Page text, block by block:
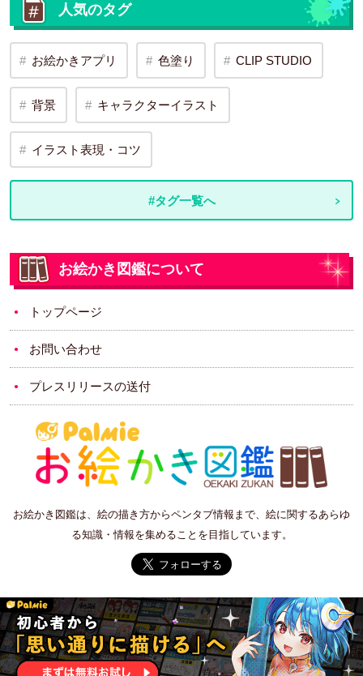
人気のタグ
お絵かきアプリ 色塗り CLIP STUDIO
背景 キャラクターイラスト
イラスト表現・コツ
#タグ一覧へ
お絵かき図鑑について
トップページ
お問い合わせ
プレスリリースの送付
お絵かき図鑑は、絵の描き方からペンタブ情報まで、絵に関するあらゆ
る知識・情報を集めることを目指しています。